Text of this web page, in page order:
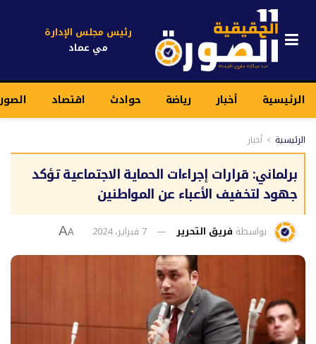
رئيس مجلس الإدارة
مي عماد
الرئيسية أخبار رياضة حوادث اقتصاد
الرئيسية أخبار
برلماني: قرارات إجراءات الحماية الاجتماعية تؤكد
جهود لتخفيف الأعباء عن المواطنين
بواسطة فريق التحرير 7 فبراير، 2024 A
A